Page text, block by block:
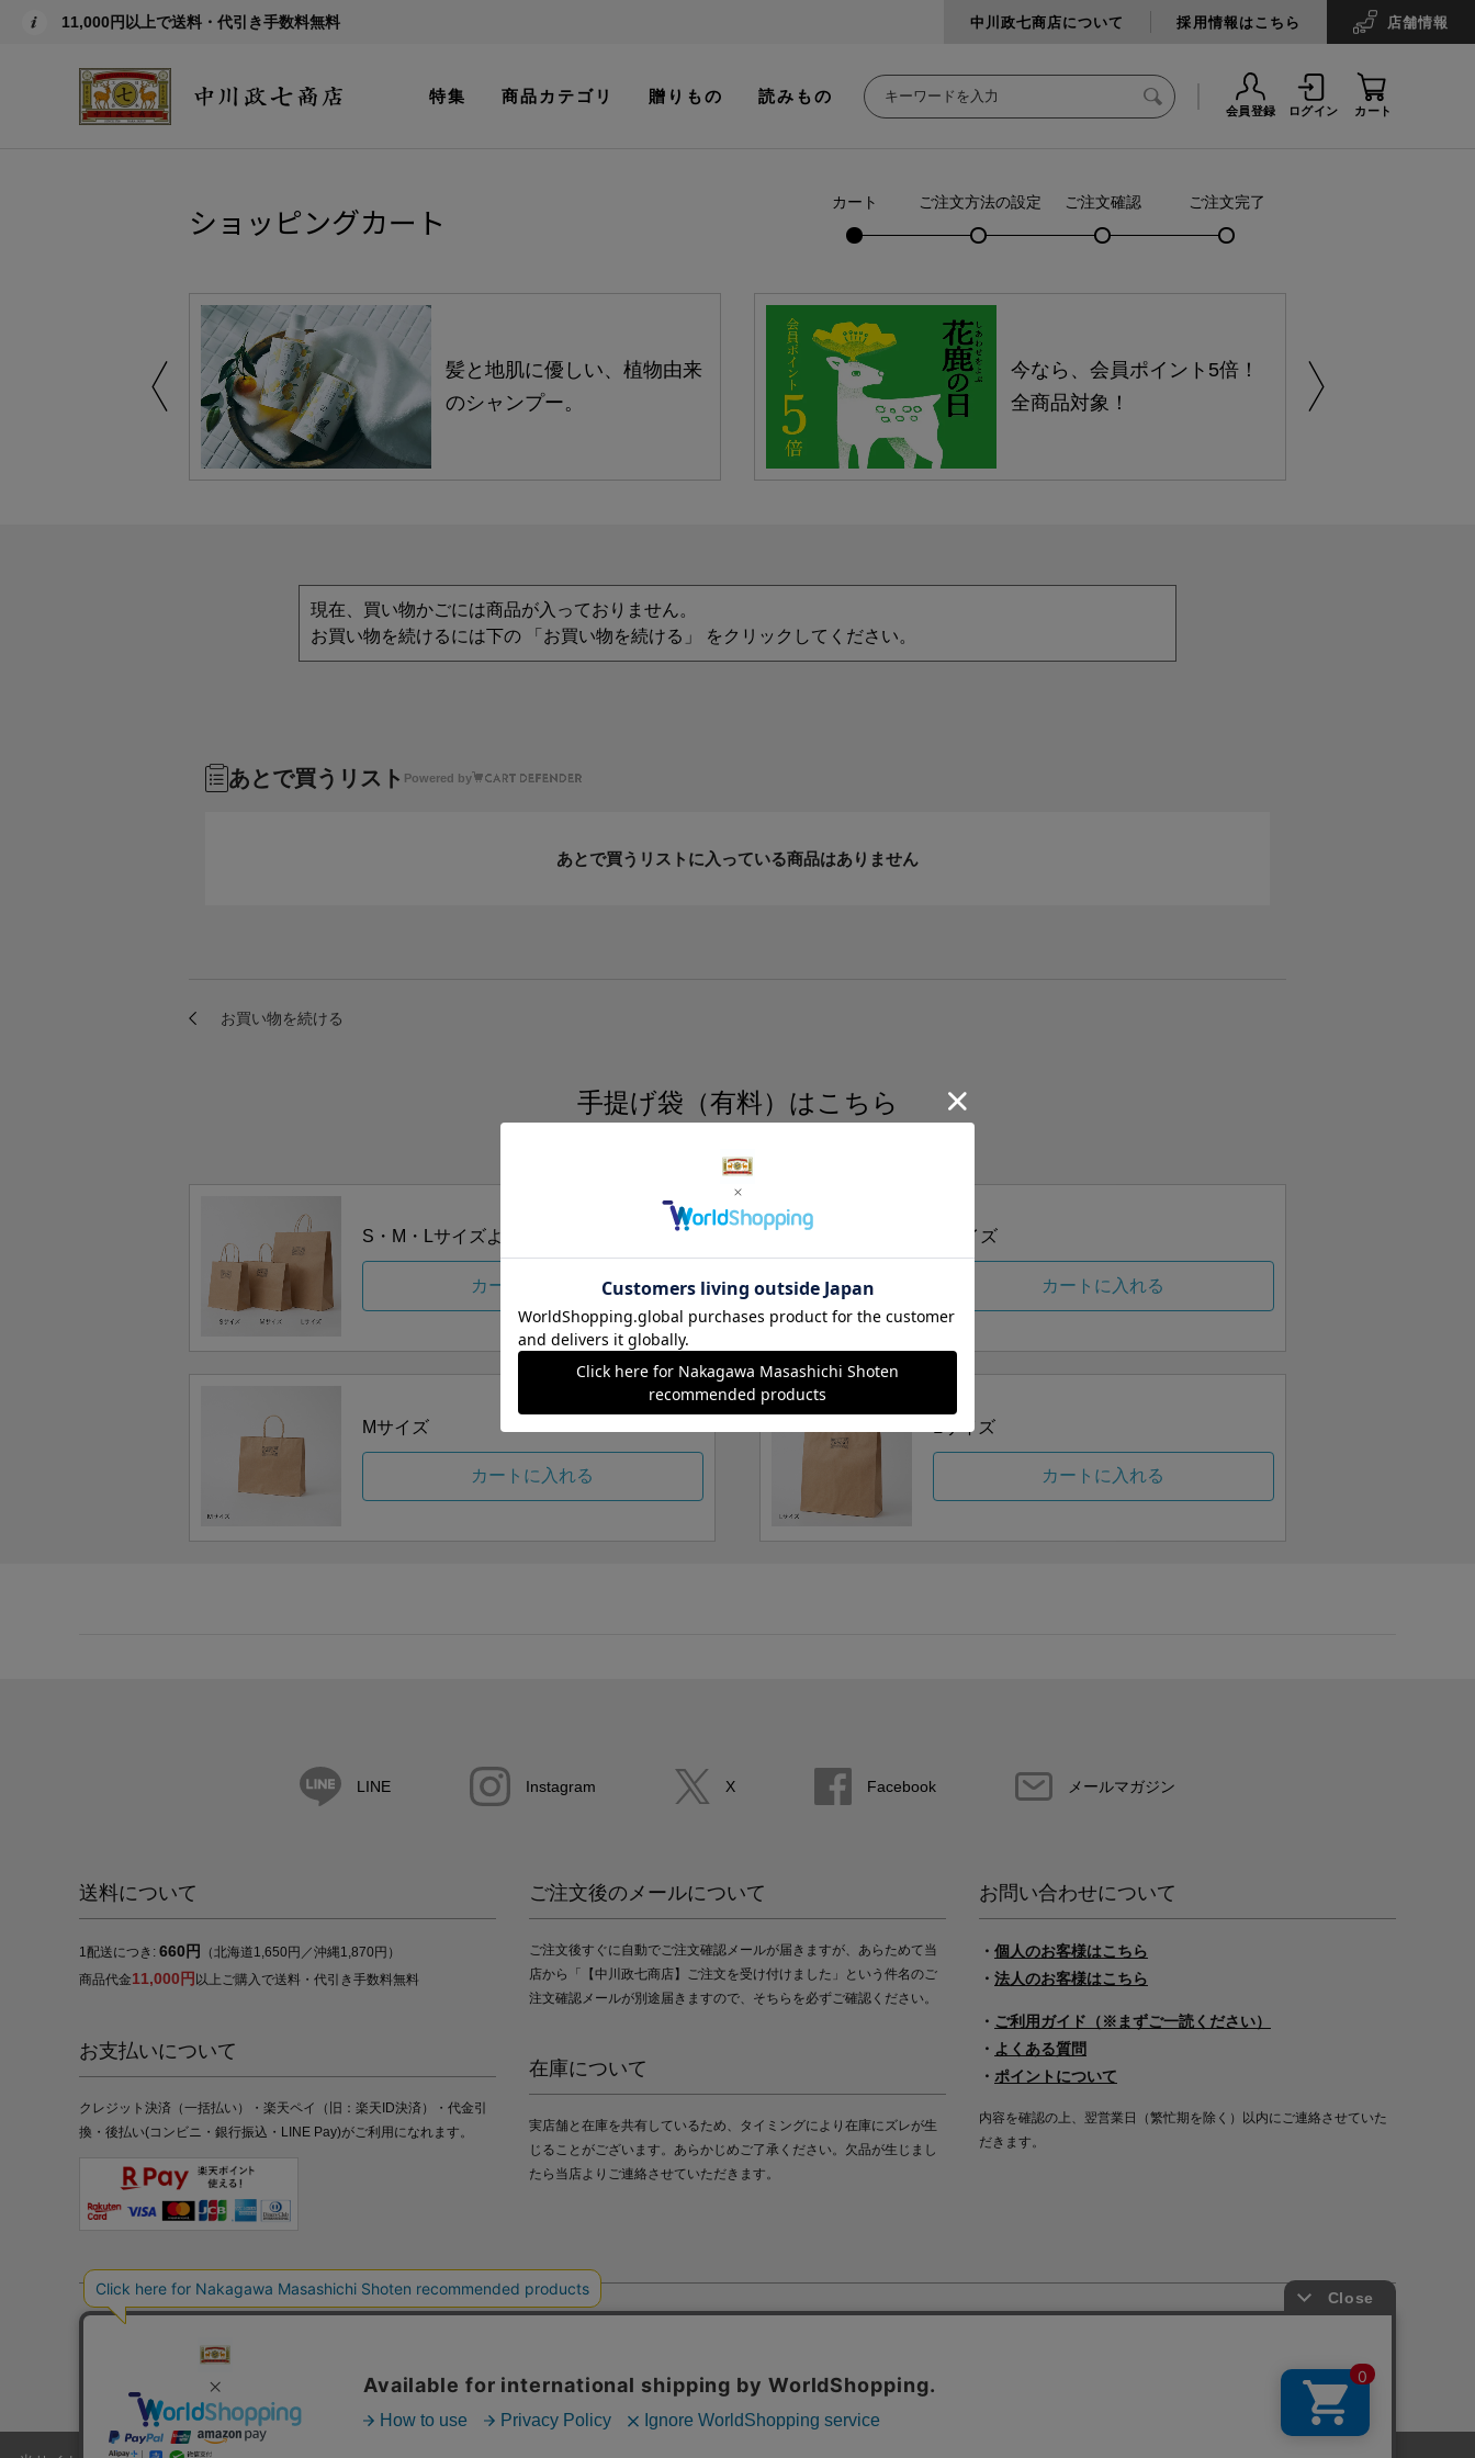
11,000円以上で送料・代引き手数料無料 中川政七商店について 採用情報はこちら 店舗情報
特集 商品カテゴリ 贈りもの 読みもの
会員登録 ログイン カート
ショッピングカート カート ご注文方法の設定 ご注文確認 ご注文完了
髪と地肌に優しい、植物由来
のシャンプー。
今なら、会員ポイント5倍！
全商品対象！
現在、買い物かごには商品が入っておりません。
お買い物を続けるには下の 「お買い物を続ける」 をクリックしてください。
あとで買うリスト Powered by
あとで買うリストに入っている商品はありません
手提げ袋（有料）はこちら
S・M・Lの3つサイズをご用意しております。
S・M・Lサイズより当店にお任せ
カートに入れる
Sサイズ
カートに入れる
Mサイズ
カートに入れる
Lサイズ
カートに入れる
LINE Instagram X Facebook メールマガジン
送料について
1配送につき: 660円
（北海道1,650円／沖縄1,870円）
商品代金11,000円 以上ご購入で送料・代引き手数料無料
お支払いについて
クレジット決済（一括払い）・楽天ペイ（旧：楽天ID決済）・代金引
換・後払い(コンビニ・銀行振込・LINE Pay)がご利用になれます。
ご注文後のメールについて
ご注文後すぐに自動でご注文確認メールが届きますが、あらためて当
店から「【中川政七商店】ご注文を受け付けました」という件名のご
注文確認メールが別途届きますので、そちらを必ずご確認ください。
在庫について
実店舗と在庫を共有しているため、タイミングにより在庫にズレが生
じることがございます。あらかじめご了承ください。欠品が生じまし
たら当店よりご連絡させていただきます。
お問い合わせについて
・ 個人のお客様はこちら
・ 法人のお客様はこちら
・ ご利用ガイド（※まずご一読ください）
・ よくある質問
・ ポイントについて
内容を確認の上、翌営業日（繁忙期を除く）以内にご連絡させていた
だきます。
プライバシーポリシー